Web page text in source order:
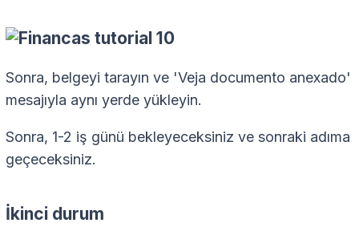
Sonra, belgeyi tarayın ve 'Veja documento anexado'
mesajıyla aynı yerde yükleyin.
Sonra, 1-2 iş günü bekleyeceksiniz ve sonraki adıma
geçeceksiniz.
İkinci durum